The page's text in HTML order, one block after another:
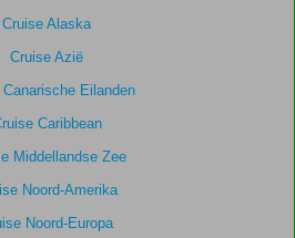
Cruise Alaska
Cruise Azië
Eilanden
Caribbean
Middellandse Zee
Noord-Amerika
Noord-Europa